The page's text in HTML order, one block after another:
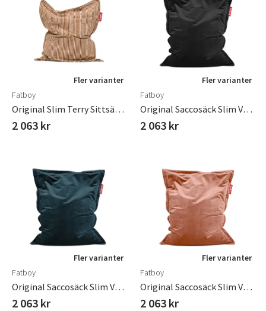
Fler varianter
Fatboy
Original Slim Terry Sittsäck Cognac Creme
2 063 kr
Fler varianter
Fatboy
Original Saccosäck Slim Velvet Recycled Black
2 063 kr
Fler varianter
Fatboy
Original Saccosäck Slim Velvet Recycled Petrol
2 063 kr
Fler varianter
Fatboy
Original Saccosäck Slim Velvet Recycled Rose Quartz
2 063 kr